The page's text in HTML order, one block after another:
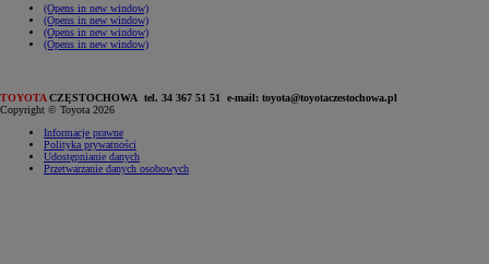
(Opens in new window)
(Opens in new window)
(Opens in new window)
(Opens in new window)
TOYOTACZĘSTOCHOWA tel. 34 367 51 51 e-mail: toyota@toyotaczestochowa.pl
Copyright © Toyota 2026
Informacje prawne
Polityka prywatności
Udostępnianie danych
Przetwarzanie danych osobowych